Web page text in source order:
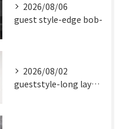
2026/08/06
guest style-edge bob-
2026/08/02
gueststyle-long layer-